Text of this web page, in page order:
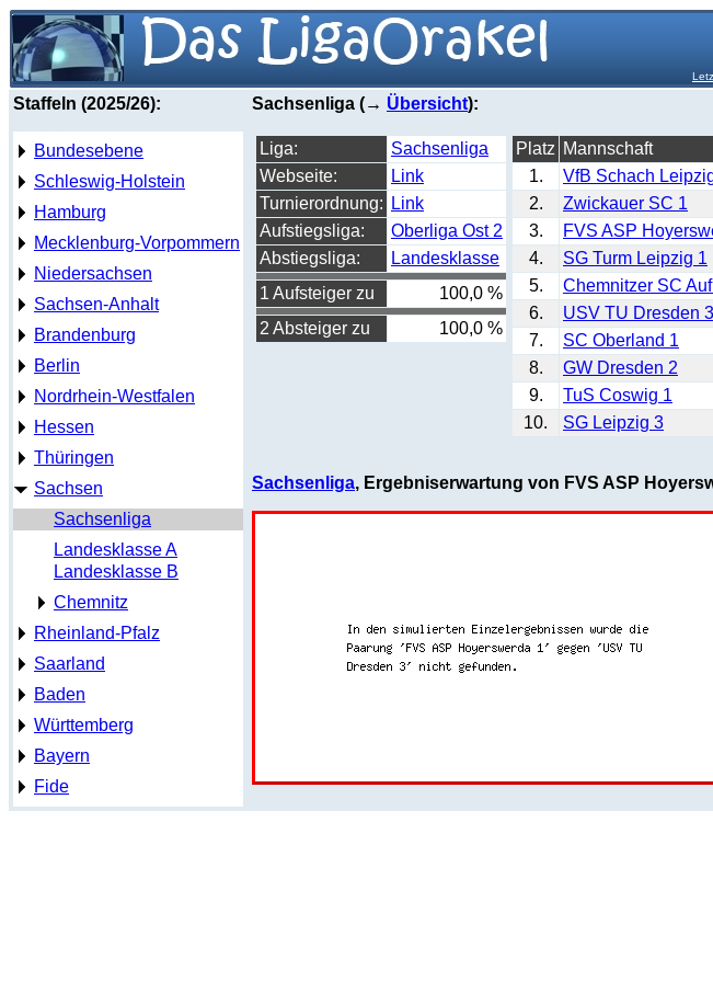
Staffeln (2025/26):
Bundesebene
Schleswig-Holstein
Hamburg
Mecklenburg-Vorpommern
Niedersachsen
Sachsen-Anhalt
Brandenburg
Berlin
Nordrhein-Westfalen
Hessen
Thüringen
Sachsen
Sachsenliga
Landesklasse A
Landesklasse B
Chemnitz
Rheinland-Pfalz
Saarland
Baden
Württemberg
Bayern
Fide
Sachsenliga (→ Übersicht):
Liga:
Sachsenliga
Webseite:
Link
Turnierordnung:
Link
Aufstiegsliga:
Oberliga Ost 2
Abstiegsliga:
Landesklasse
1 Aufsteiger zu
100,0 %
2 Absteiger zu
100,0 %
Platz Mannschaft
1.
VfB Schach
2.
Zwickauer SC 1
3.
FVS ASP
4.
SG Turm Leipzig 1
5.
Chemnitzer SC
6.
USV TU Dresden 3
7.
SC Oberland 1
8.
GW Dresden 2
9.
TuS Coswig 1
10.
SG Leipzig 3
Sachsenliga, Ergebniserwartung von FVS ASP